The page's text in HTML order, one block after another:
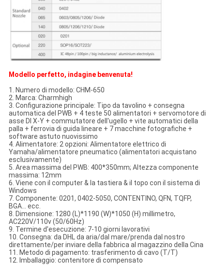
Modello perfetto, indagine benvenuta!
1. Numero di modello: CHM-650
2. Marca: Charmhigh
3. Configurazione principale: Tipo da tavolino + consegna
automatica del PWB + 4 teste 50 alimentatori + servomotore di
asse DI X-Y + commutatore dell'ugello + vite automatici della
palla + ferrovia di guida lineare + 7 macchine fotografiche +
software astuto nuovissimo
4. Alimentatore: 2 opzioni: Alimentatore elettrico di
Yamaha/alimentatore pneumatico (alimentatori acquistano
esclusivamente)
5. Area massima del PWB: 400*350mm; Altezza componente
massima: 12mm
6. Viene con il computer & la tastiera & il topo con il sistema di
Windows
7. Componente: 0201, 0402-5050, CONTENTINO, QFN, TQFP,
BGA… ecc.
8. Dimensione: 1280 (L)*1190 (W)*1050 (H) millimetro,
AC220V/110v (50/60Hz)
9. Termine d'esecuzione: 7-10 giorni lavorativi
10. Consegna: da DHL da aria/dal mare/prenda dal nostro
direttamente/per inviare della fabbrica al magazzino della Cina
11. Metodo di pagamento: trasferimento di cavo (T/T)
12. Imballaggio: contenitore di compensato